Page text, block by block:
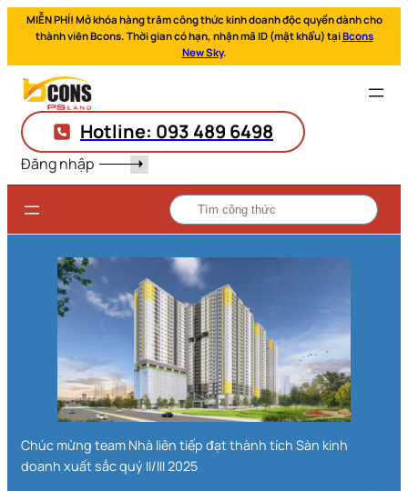
MIỄN PHÍ! Mở khóa hàng trăm công thức kinh doanh độc quyền dành cho
thành viên Bcons. Thời gian có hạn, nhận mã ID (mật khẩu) tạiBcons
New Sky.
Hotline: 093 489 6498
Đăng nhập
Chúc mừng team Nhà liên tiếp đạt thành tích Sàn kinh
doanh xuất sắc quý II/III 2025